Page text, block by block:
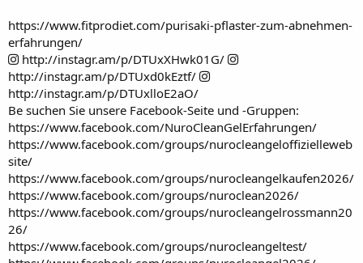
https://www.fitprodiet.com/purisaki-pflaster-zum-abnehmen-
erfahrungen/
http://instagr.am/p/DTUxXHwk01G/
http://instagr.am/p/DTUxd0kEztf/
http://instagr.am/p/DTUxlloE2aO/
Be suchen Sie unsere Facebook-Seite und -Gruppen:
https://www.facebook.com/NuroCleanGelErfahrungen/
https://www.facebook.com/groups/nurocleangeloffizielleweb
site/
https://www.facebook.com/groups/nurocleangelkaufen2026/
https://www.facebook.com/groups/nuroclean2026/
https://www.facebook.com/groups/nurocleangelrossmann20
26/
https://www.facebook.com/groups/nurocleangeltest/